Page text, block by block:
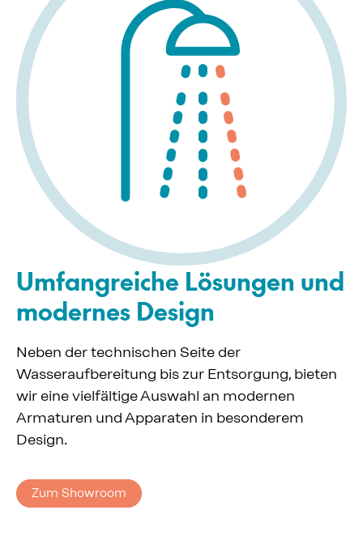
Umfangreiche Lösungen und
modernes Design
Neben der technischen Seite der
Wasseraufbereitung bis zur Entsorgung, bieten
wir eine vielfältige Auswahl an modernen
Armaturen und Apparaten in besonderem
Design.
Zum Showroom